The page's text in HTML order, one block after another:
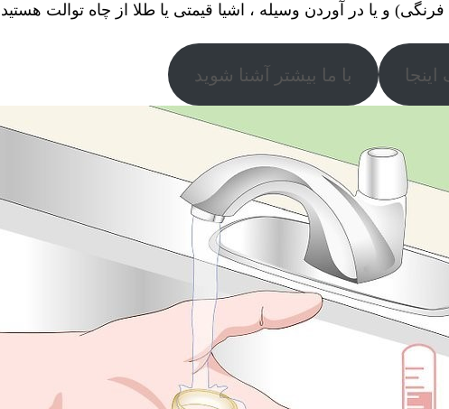
فرنگی) و یا در آوردن وسیله ، اشیا قیمتی یا طلا از چاه توالت
با ما بیشتر آشنا شوید